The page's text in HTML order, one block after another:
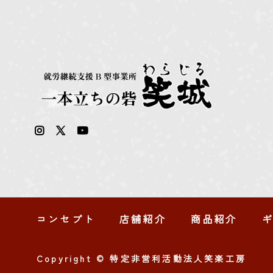
コンセプト 店舗紹介 商品紹介
Copyright © 特定非営利活動法人笑楽工房